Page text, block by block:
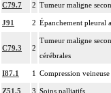
C79.7 2 Tumeur maligne
J91 2 Épanchement pleural
C79.3 2
Tumeur maligne
cérébrales
I87.1 1 Compression veineuse
Z51.5 3 Soins palliatifs